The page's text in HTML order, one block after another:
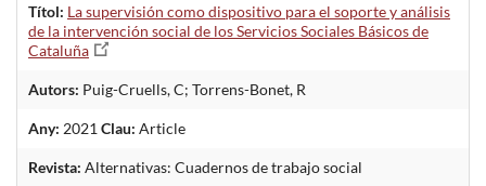
Títol: La supervisión como dispositivo para el soporte y análisis
de la intervención social de los Servicios Sociales Básicos de
Cataluña
Autors: Puig-Cruells, C; Torrens-Bonet, R
Any: 2021 Clau: Article
Revista: Alternativas: Cuadernos de trabajo social